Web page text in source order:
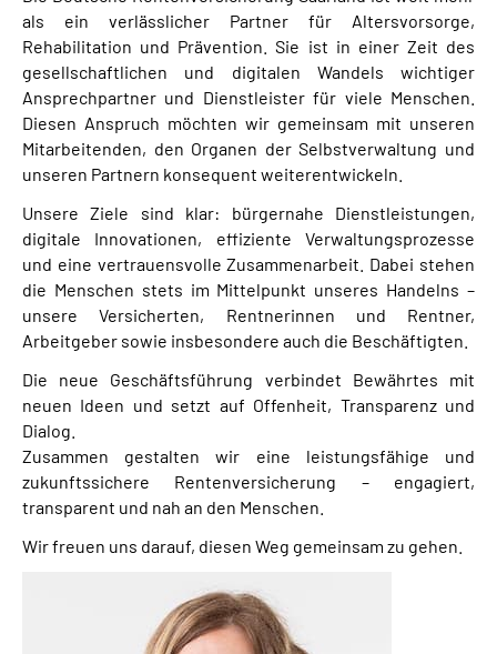
als ein verlässlicher Partner für Altersvorsorge,
Rehabilitation und Prävention. Sie ist in einer Zeit des
gesellschaftlichen und digitalen Wandels wichtiger
Ansprechpartner und Dienstleister für viele Menschen.
Diesen Anspruch möchten wir gemeinsam mit unseren
Mitarbeitenden, den Organen der Selbstverwaltung und
unseren Partnern konsequent weiterentwickeln.
Unsere Ziele sind klar: bürgernahe Dienstleistungen,
digitale Innovationen, effiziente Verwaltungsprozesse
und eine vertrauensvolle Zusammenarbeit. Dabei stehen
die Menschen stets im Mittelpunkt unseres Handelns –
unsere Versicherten, Rentnerinnen und Rentner,
Arbeitgeber sowie insbesondere auch die Beschäftigten.
Die neue Geschäftsführung verbindet Bewährtes mit
neuen Ideen und setzt auf Offenheit, Transparenz und
Dialog.
Zusammen gestalten wir eine leistungsfähige und
zukunftssichere Rentenversicherung – engagiert,
transparent und nah an den Menschen.
Wir freuen uns darauf, diesen Weg gemeinsam zu gehen.